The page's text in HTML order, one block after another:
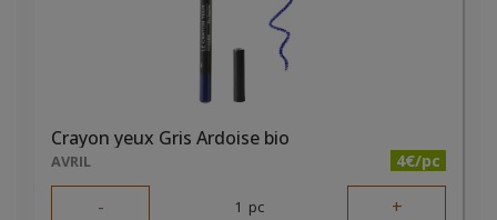
Crayon yeux Gris Ardoise bio
AVRIL 4€/pc
- 1 pc +